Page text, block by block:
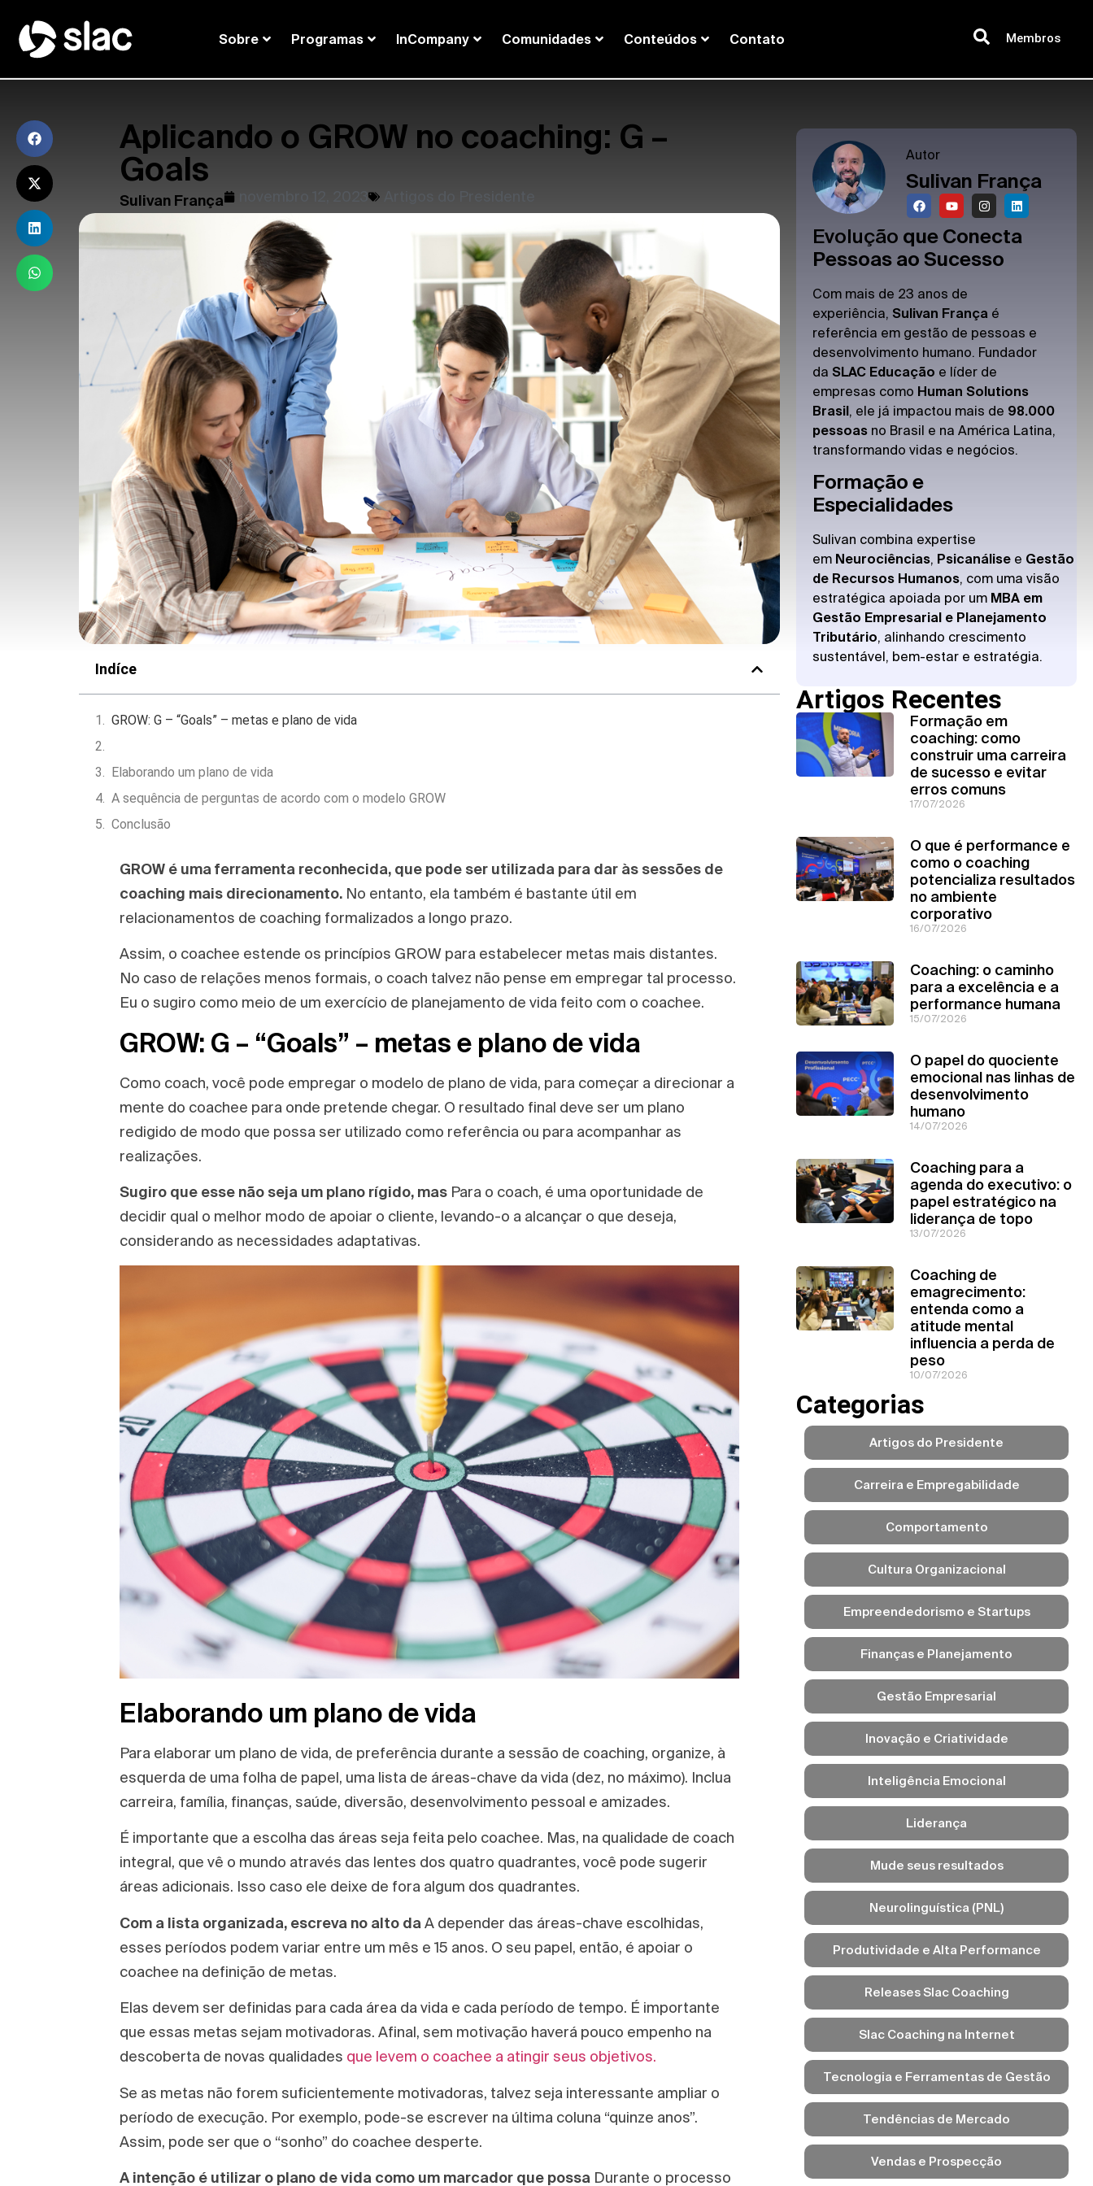
Sobre Programas InCompany Comunidades Conteúdos Contato Membros
Aplicando o GROW no coaching: G –
Goals
Sulivan França
Indíce
GROW: G – “Goals” – metas e plano de vida
Elaborando um plano de vida
A sequência de perguntas de acordo com o modelo GROW
Conclusão
GROW é uma ferramenta reconhecida, que pode ser utilizada para dar às sessões de
coaching mais direcionamento. No entanto, ela também é bastante útil em
relacionamentos de coaching formalizados a longo prazo.
Assim, o coachee estende os princípios GROW para estabelecer metas mais distantes.
No caso de relações menos formais, o coach talvez não pense em empregar tal processo.
Eu o sugiro como meio de um exercício de planejamento de vida feito com o coachee.
GROW: G – “Goals” – metas e plano de vida
Como coach, você pode empregar o modelo de plano de vida, para começar a direcionar a
mente do coachee para onde pretende chegar. O resultado final deve ser um plano
redigido de modo que possa ser utilizado como referência ou para acompanhar as
realizações.
Sugiro que esse não seja um plano rígido, mas Para o coach, é uma oportunidade de
decidir qual o melhor modo de apoiar o cliente, levando-o a alcançar o que deseja,
considerando as necessidades adaptativas.
Elaborando um plano de vida
Para elaborar um plano de vida, de preferência durante a sessão de coaching, organize, à
esquerda de uma folha de papel, uma lista de áreas-chave da vida (dez, no máximo). Inclua
carreira, família, finanças, saúde, diversão, desenvolvimento pessoal e amizades.
É importante que a escolha das áreas seja feita pelo coachee. Mas, na qualidade de coach
integral, que vê o mundo através das lentes dos quatro quadrantes, você pode sugerir
áreas adicionais. Isso caso ele deixe de fora algum dos quadrantes.
Com a lista organizada, escreva no alto da A depender das áreas-chave escolhidas,
esses períodos podem variar entre um mês e 15 anos. O seu papel, então, é apoiar o
coachee na definição de metas.
Elas devem ser definidas para cada área da vida e cada período de tempo. É importante
que essas metas sejam motivadoras. Afinal, sem motivação haverá pouco empenho na
descoberta de novas qualidades que levem o coachee a atingir seus objetivos.
Se as metas não forem suficientemente motivadoras, talvez seja interessante ampliar o
período de execução. Por exemplo, pode-se escrever na última coluna “quinze anos”.
Assim, pode ser que o “sonho” do coachee desperte.
A intenção é utilizar o plano de vida como um marcador que possa Durante o processo
Autor
Sulivan França
Evolução que Conecta
Pessoas ao Sucesso
Com mais de 23 anos de
experiência,Sulivan França é
referência em gestão de pessoas e
desenvolvimento humano. Fundador
daSLAC Educação e líder de
empresas como Human Solutions
Brasil, ele já impactou mais de 98.000
pessoas no Brasil e na América Latina,
transformando vidas e negócios.
Formação e
Especialidades
Sulivan combina expertise
em Neurociências, Psicanálise e Gestão
de Recursos Humanos, com uma visão
estratégica apoiada por um MBA em
Gestão Empresarial e Planejamento
Tributário, alinhando crescimento
sustentável, bem-estar e estratégia.
Artigos Recentes
Formação em
coaching: como
construir uma carreira
de sucesso e evitar
erros comuns
17/07/2026
O que é performance e
como o coaching
potencializa resultados
no ambiente
corporativo
16/07/2026
Coaching: o caminho
para a excelência e a
performance humana
15/07/2026
O papel do quociente
emocional nas linhas de
desenvolvimento
humano
14/07/2026
Coaching para a
agenda do executivo: o
papel estratégico na
liderança de topo
13/07/2026
Coaching de
emagrecimento:
entenda como a
atitude mental
influencia a perda de
peso
10/07/2026
Categorias
Artigos do Presidente
Carreira e Empregabilidade
Comportamento
Cultura Organizacional
Empreendedorismo e Startups
Finanças e Planejamento
Gestão Empresarial
Inovação e Criatividade
Inteligência Emocional
Liderança
Mude seus resultados
Neurolinguística (PNL)
Produtividade e Alta Performance
Releases Slac Coaching
Slac Coaching na Internet
Tecnologia e Ferramentas de Gestão
Tendências de Mercado
Vendas e Prospecção